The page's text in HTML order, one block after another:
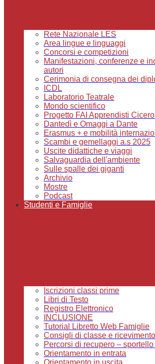
Rete Nazionale LES
Area lingue e linguaggi
Concorsi e competizioni
Manifestazioni, conferenze e
autori
Cerimonia di consegna dei
ICDL
Laboratorio Teatrale
Mondo scientifico
Progetto FAI Apprendisti
Dantedì e Omaggi a Dante
Erasmus + e mobilità
Scambi e gemellaggi a.s 2025
Uscite didattiche e viaggi
Salvaguardia dell'ambiente
Sulle spalle dei giganti
Archivio
Mostre
Podcast
Studenti e Famiglie
Iscrizioni classi prime
Libri di Testo
Registro Elettronico
INCLUSIONE
Tutorial Libretto Web Famiglie
Consigli di classe e
Percorsi di recupero –
Orientamento in entrata